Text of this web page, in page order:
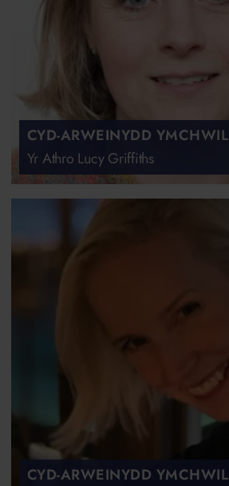
CYD-ARWEINYDD YMCHWIL
Yr Athro Lucy Griffiths
CYD-ARWEINYDD YMCHWIL